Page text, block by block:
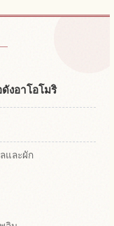
งอาโอโมริ
และผัก